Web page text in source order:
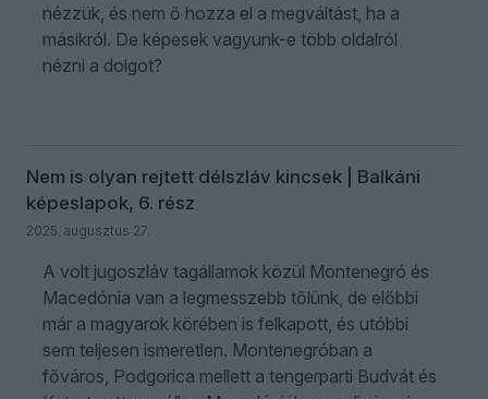
nézzük, és nem ő hozza el a megváltást, ha a
másikról. De képesek vagyunk-e több oldalról
nézni a dolgot?
Nem is olyan rejtett délszláv kincsek | Balkáni
képeslapok, 6. rész
2025. augusztus 27.
A volt jugoszláv tagállamok közül Montenegró és
Macedónia van a legmesszebb tőlünk, de előbbi
már a magyarok körében is felkapott, és utóbbi
sem teljesen ismeretlen. Montenegróban a
főváros, Podgorica mellett a tengerparti Budvát és